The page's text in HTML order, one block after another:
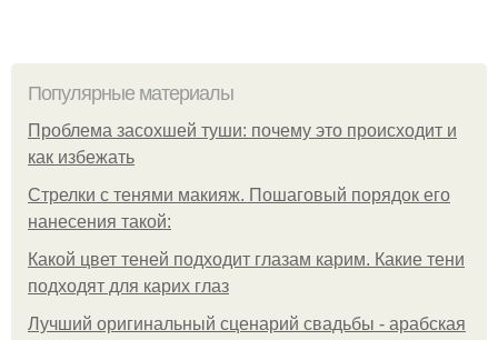
Популярные материалы
Проблема засохшей туши: почему это происходит и
как избежать
Стрелки с тенями макияж. Пошаговый порядок его
нанесения такой:
Какой цвет теней подходит глазам карим. Какие тени
подходят для карих глаз
Лучший оригинальный сценарий свадьбы - арабская